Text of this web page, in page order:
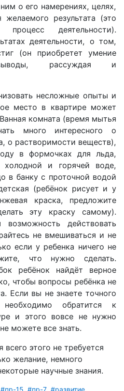
о его намерениях, целях,
результата (это
деятельности).
деятельности, о том,
(он приобретет умение
рассуждая и
несложные опыты и
место в квартире может
комната (время мытья
много интересного о
о растворимости веществ),
в формочках для льда,
холодной и горячей воде,
в банку с проточной водой
(ребёнок рисует и у
краска, предложите
эту краску самому).
возможность действовать
не вмешиваться и не
если у ребенка ничего не
что нужно сделать.
ребёнок найдёт верное
чтобы вопросы ребёнка не
Если вы не знаете точного
необходимо обратится к
и этого вовсе не нужно
можете все знать.
всего этого не требуется
желание, немного
научные знания.
#пр-15 #пр-7 #развитие